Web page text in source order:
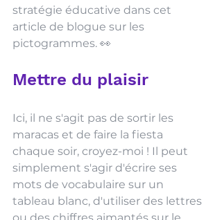
stratégie éducative dans cet
article de blogue sur les
pictogrammes. 👀
Mettre du plaisir
Ici, il ne s'agit pas de sortir les
maracas et de faire la fiesta
chaque soir, croyez-moi ! Il peut
simplement s'agir d'écrire ses
mots de vocabulaire sur un
tableau blanc, d'utiliser des lettres